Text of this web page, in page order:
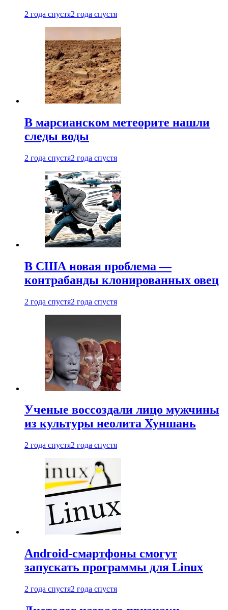
2 года спустя2 года спустя
В марсианском метеорите нашли
следы воды
2 года спустя2 года спустя
В США новая проблема —
контрабанды клонированных овец
2 года спустя2 года спустя
Ученые воссоздали лицо мужчины
из культуры неолита Хуншань
2 года спустя2 года спустя
Android-смартфоны смогут
запускать программы для Linux
2 года спустя2 года спустя